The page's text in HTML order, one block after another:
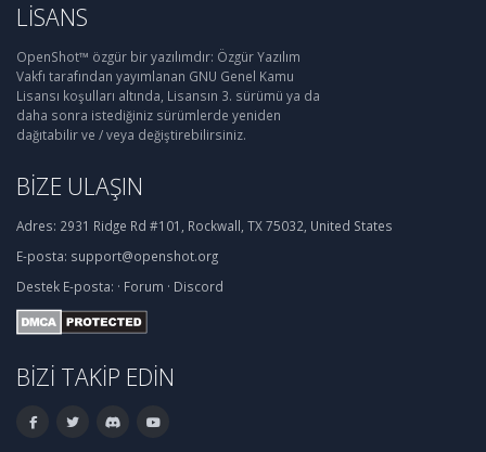
LISANS
OpenShot™ özgür bir yazılımdır: Özgür Yazılım
Vakfı tarafından yayımlanan GNU Genel Kamu
Lisansı koşulları altında, Lisansın 3. sürümü ya da
daha sonra istediğiniz sürümlerde yeniden
dağıtabilir ve / veya değiştirebilirsiniz.
BIZE ULAŞIN
Adres: 2931 Ridge Rd #101, Rockwall, TX 75032, United States
E-posta: support@openshot.org
Destek E-posta: · Forum · Discord
BIZI TAKIP EDIN